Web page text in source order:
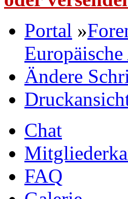
Portal »
Ändere
Chat
FAQ